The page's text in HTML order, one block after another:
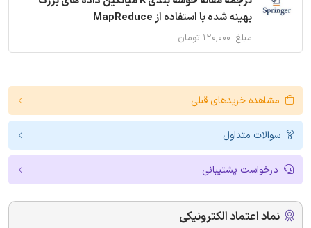
بهینه شده با استفاده از MapReduce
مبلغ: ۱۲۰,۰۰۰ تومان
مشاهده خریدهای قبلی
سوالات متداول
درخواست پشتیبانی
نماد اعتماد الکترونیکی